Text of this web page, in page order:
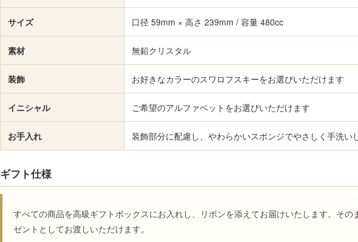
サイズ 口径 59mm × 高さ 239mm / 容量 480cc
素材 無鉛クリスタル
装飾 お好きなカラーのスワロフスキーをお選びいただけます
イニシャル ご希望のアルファベットをお選びいただけます
お手入れ 装飾部分に配慮し、やわらかいスポンジでやさしく手洗い
ギフト仕様
すべての商品を高級ギフトボックスにお入れし、リボンを添えてお届けいたします。その
ゼントとしてお渡しいただけます。